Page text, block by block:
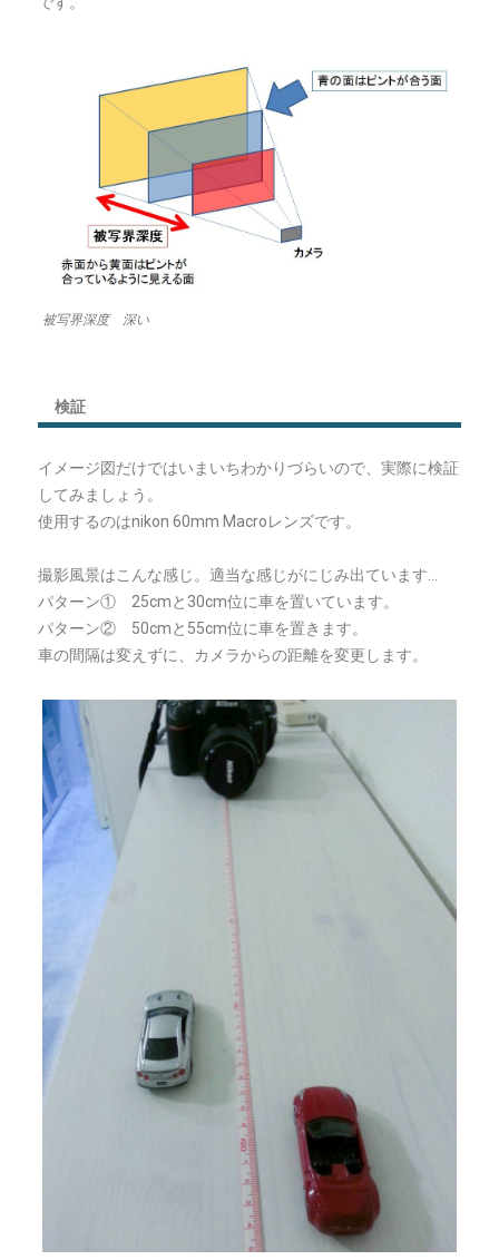
被写界深度 深い
検証
イメージ図だけではいまいちわかりづらいので、実際に検証
してみましょう。
使用するのはnikon 60mm Macroレンズです。
撮影風景はこんな感じ。適当な感じがにじみ出ています…
パターン① 25cmと30cm位に車を置いています。
パターン② 50cmと55cm位に車を置きます。
車の間隔は変えずに、カメラからの距離を変更します。